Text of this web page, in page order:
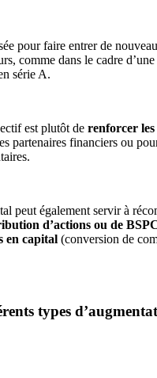
pour faire entrer de
comme dans le cadre d’une
série A.
est plutôt de renforcer les
partenaires financiers ou
peut également servir à
d’actions ou de
en capital (conversion de
types